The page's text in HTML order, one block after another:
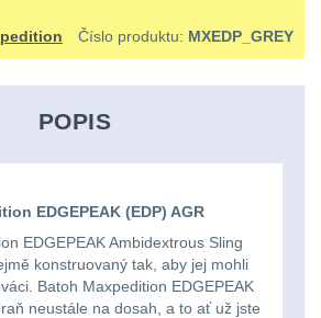
Ion
Číslo produktu: MXEDP_GREY
POPIS
EDGEPEAK (EDP) AGR
EDGEPEAK Ambidextrous Sling
konstruovaný tak, aby jej mohli
Batoh Maxpedition EDGEPEAK
neustále na dosah, a to ať už jste